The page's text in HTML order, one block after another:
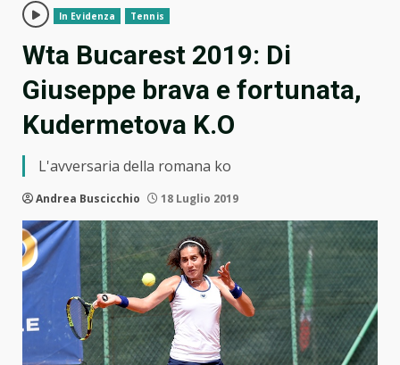
In Evidenza Tennis
Wta Bucarest 2019: Di
Giuseppe brava e fortunata,
Kudermetova K.O
L'avversaria della romana ko
Andrea Buscicchio 18 Luglio 2019